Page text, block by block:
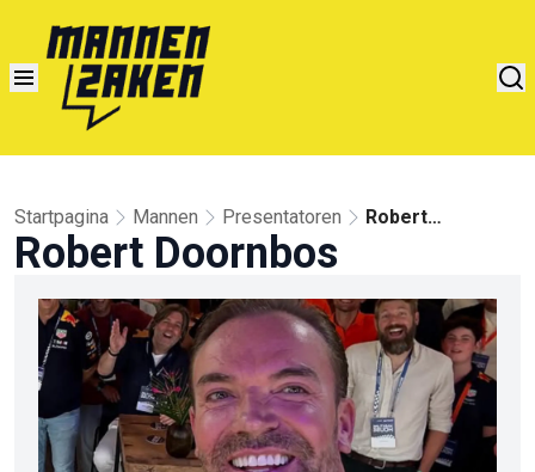
Startpagina Mannen Presentatoren
Robert
Robert Doornbos